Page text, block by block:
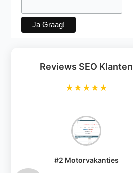
Reviews SEO Klanten
★★★★★
#2 Motorvakanties